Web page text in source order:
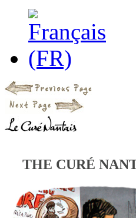
THE CURÉ